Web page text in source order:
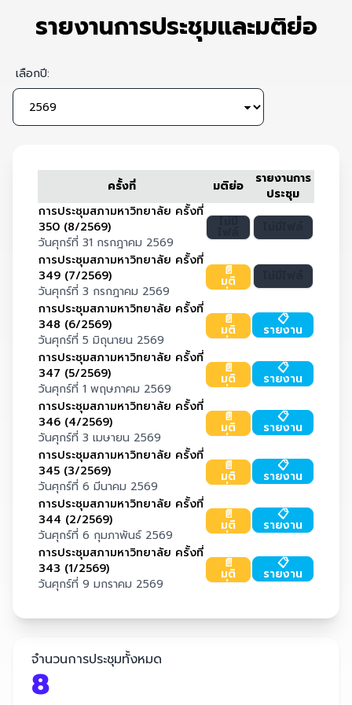
รายงานการประชุมและมติย่อ
เลือกปี:
ครั้งที่ มติย่อ
รายงานการ
ประชุม
การประชุมสภามหาวิทยาลัย ครั้งที่
350 (8/2569)
วันศุกร์ที่ 31 กรกฎาคม 2569
การประชุมสภามหาวิทยาลัย ครั้งที่
349 (7/2569)
วันศุกร์ที่ 3 กรกฎาคม 2569
📄
มติ
ย่อ
การประชุมสภามหาวิทยาลัย ครั้งที่
348 (6/2569)
วันศุกร์ที่ 5 มิถุนายน 2569
📄
มติ
ย่อ
📋
รายงาน
การประชุมสภามหาวิทยาลัย ครั้งที่
347 (5/2569)
วันศุกร์ที่ 1 พฤษภาคม 2569
📄
มติ
ย่อ
📋
รายงาน
การประชุมสภามหาวิทยาลัย ครั้งที่
346 (4/2569)
วันศุกร์ที่ 3 เมษายน 2569
📄
มติ
ย่อ
📋
รายงาน
การประชุมสภามหาวิทยาลัย ครั้งที่
345 (3/2569)
วันศุกร์ที่ 6 มีนาคม 2569
📄
มติ
ย่อ
📋
รายงาน
การประชุมสภามหาวิทยาลัย ครั้งที่
344 (2/2569)
วันศุกร์ที่ 6 กุมภาพันธ์ 2569
📄
มติ
ย่อ
📋
รายงาน
การประชุมสภามหาวิทยาลัย ครั้งที่
343 (1/2569)
วันศุกร์ที่ 9 มกราคม 2569
📄
มติ
ย่อ
📋
รายงาน
จำนวนการประชุมทั้งหมด
8